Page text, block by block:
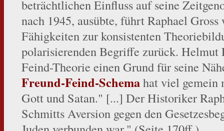
beträchtlichen Einfluss auf seine
nach 1945, ausübte, führt Raphael
Fähigkeiten zur konsistenten
polarisierenden Begriffe zurück.
Feind-Theorie einen Grund für seine
Freund-Feind-Schemahat viel gemein
Gott und Satan." [...] Der Historiker
Schmitts Aversion gegen den